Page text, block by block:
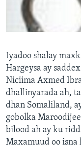
FAAQIDAADDA
DHEXTAALKA
Iyadoo shalay
Hargeysa ay
Niciima Axmed
dhallinyarada ah,
dhan Somaliland,
gobolka
bilood ah ay ku
Maxamuud oo isna